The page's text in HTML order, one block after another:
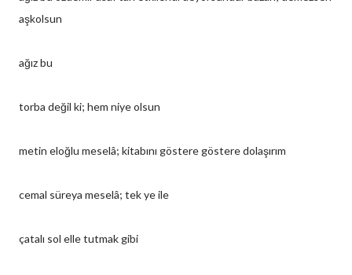
aşkolsun
ağız bu
torba değil ki; hem niye olsun
metin eloğlu meselâ; kitabını göstere göstere dolaşırım
cemal süreya meselâ; tek ye ile
çatalı sol elle tutmak gibi